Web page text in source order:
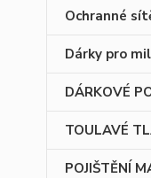
Ochranné
Dárky pro
DÁRKOVÉ
TOULAVÉ
POJIŠTĚNÍ